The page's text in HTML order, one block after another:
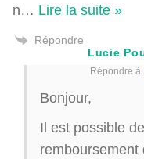
n… Lire la suite »
Répondre
Lucie
Répondre à
Bonjour,
Il est possible
remboursement